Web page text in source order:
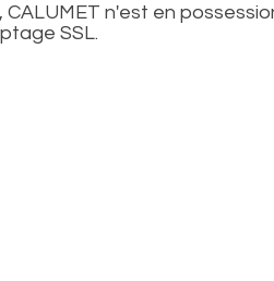
CALUMET n'est en
SSL.